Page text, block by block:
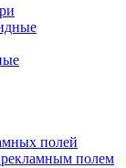
полей
полем